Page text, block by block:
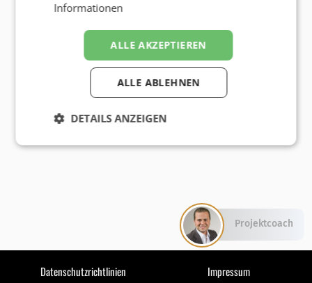
Datenschutzrichtlinien Impressum
Informationen
ALLE AKZEPTIEREN
ALLE ABLEHNEN
DETAILS ANZEIGEN
Projektcoach